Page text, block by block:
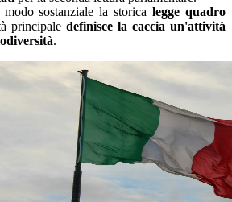
sostanziale la storica legge quadro
principale definisce la caccia un'attività
.